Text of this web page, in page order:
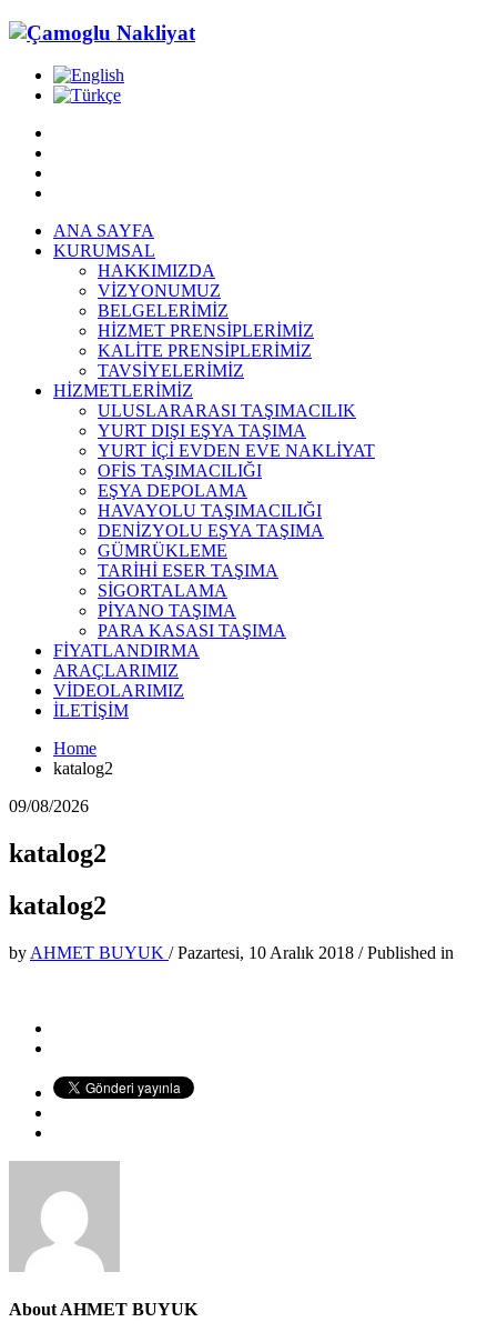
ANA SAYFA
KURUMSAL
HAKKIMIZDA
VİZYONUMUZ
BELGELERİMİZ
HİZMET PRENSİPLERİMİZ
KALİTE PRENSİPLERİMİZ
TAVSİYELERİMİZ
HİZMETLERİMİZ
ULUSLARARASI TAŞIMACILIK
YURT DIŞI EŞYA TAŞIMA
YURT İÇİ EVDEN EVE NAKLİYAT
OFİS TAŞIMACILIĞI
EŞYA DEPOLAMA
HAVAYOLU TAŞIMACILIĞI
DENİZYOLU EŞYA TAŞIMA
GÜMRÜKLEME
TARİHİ ESER TAŞIMA
SİGORTALAMA
PİYANO TAŞIMA
PARA KASASI TAŞIMA
FİYATLANDIRMA
ARAÇLARIMIZ
VİDEOLARIMIZ
İLETİŞİM
Home
katalog2
09/08/2026
katalog2
katalog2
by AHMET BUYUK /Pazartesi, 10 Aralık 2018 /Published in
AboutAHMET BUYUK